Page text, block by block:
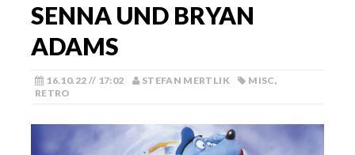
SENNA UND BRYAN
ADAMS
16.10.22 // 17:02 STEFAN MERTLIK MISC,
RETRO